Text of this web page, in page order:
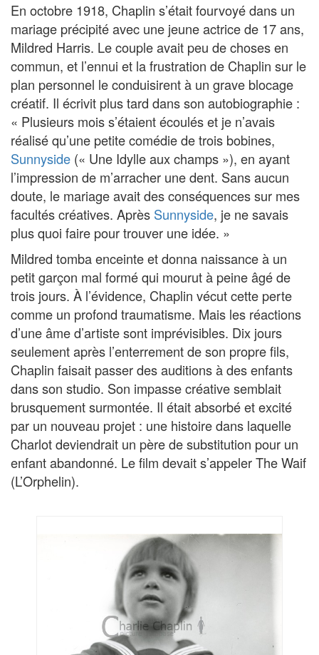
En octobre 1918, Chaplin s’était fourvoyé dans un
mariage précipité avec une jeune actrice de 17 ans,
Mildred Harris. Le couple avait peu de choses en
commun, et l’ennui et la frustration de Chaplin sur le
plan personnel le conduisirent à un grave blocage
créatif. Il écrivit plus tard dans son autobiographie :
« Plusieurs mois s’étaient écoulés et je n’avais
réalisé qu’une petite comédie de trois bobines,
Sunnyside (« Une Idylle aux champs »), en ayant
l’impression de m’arracher une dent. Sans aucun
doute, le mariage avait des conséquences sur mes
facultés créatives. Après Sunnyside, je ne savais
plus quoi faire pour trouver une idée. »
Mildred tomba enceinte et donna naissance à un
petit garçon mal formé qui mourut à peine âgé de
trois jours. À l’évidence, Chaplin vécut cette perte
comme un profond traumatisme. Mais les réactions
d’une âme d’artiste sont imprévisibles. Dix jours
seulement après l’enterrement de son propre fils,
Chaplin faisait passer des auditions à des enfants
dans son studio. Son impasse créative semblait
brusquement surmontée. Il était absorbé et excité
par un nouveau projet : une histoire dans laquelle
Charlot deviendrait un père de substitution pour un
enfant abandonné. Le film devait s’appeler The Waif
(L’Orphelin).